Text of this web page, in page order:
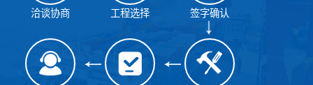
洽谈协商 工程选择 签字确认